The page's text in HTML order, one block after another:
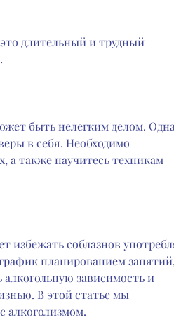
длительный и трудный
быть нелегким делом.
в себя. Необходимо
а также научитесь техникам
избежать соблазнов
планированием
зависимость и
В этой статье мы
алкоголизмом.